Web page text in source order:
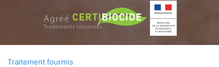
Traitement fourmis